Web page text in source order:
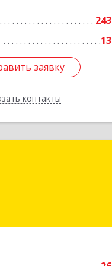
243
13
заявку
контакты
Подробнее
заявку
Назад
обл, Волжский
Подробнее